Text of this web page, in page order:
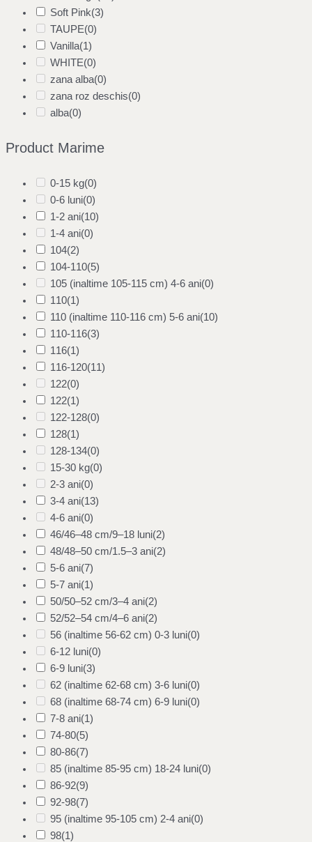
Soft Pink(3)
TAUPE(0)
Vanilla(1)
WHITE(0)
zana alba(0)
zana roz deschis(0)
alba(0)
Product Marime
0-15 kg(0)
0-6 luni(0)
1-2 ani(10)
1-4 ani(0)
104(2)
104-110(5)
105 (inaltime 105-115 cm) 4-6 ani(0)
110(1)
110 (inaltime 110-116 cm) 5-6 ani(10)
110-116(3)
116(1)
116-120(11)
122(0)
122(1)
122-128(0)
128(1)
128-134(0)
15-30 kg(0)
2-3 ani(0)
3-4 ani(13)
4-6 ani(0)
46/46–48 cm/9–18 luni(2)
48/48–50 cm/1.5–3 ani(2)
5-6 ani(7)
5-7 ani(1)
50/50–52 cm/3–4 ani(2)
52/52–54 cm/4–6 ani(2)
56 (inaltime 56-62 cm) 0-3 luni(0)
6-12 luni(0)
6-9 luni(3)
62 (inaltime 62-68 cm) 3-6 luni(0)
68 (inaltime 68-74 cm) 6-9 luni(0)
7-8 ani(1)
74-80(5)
80-86(7)
85 (inaltime 85-95 cm) 18-24 luni(0)
86-92(9)
92-98(7)
95 (inaltime 95-105 cm) 2-4 ani(0)
98(1)